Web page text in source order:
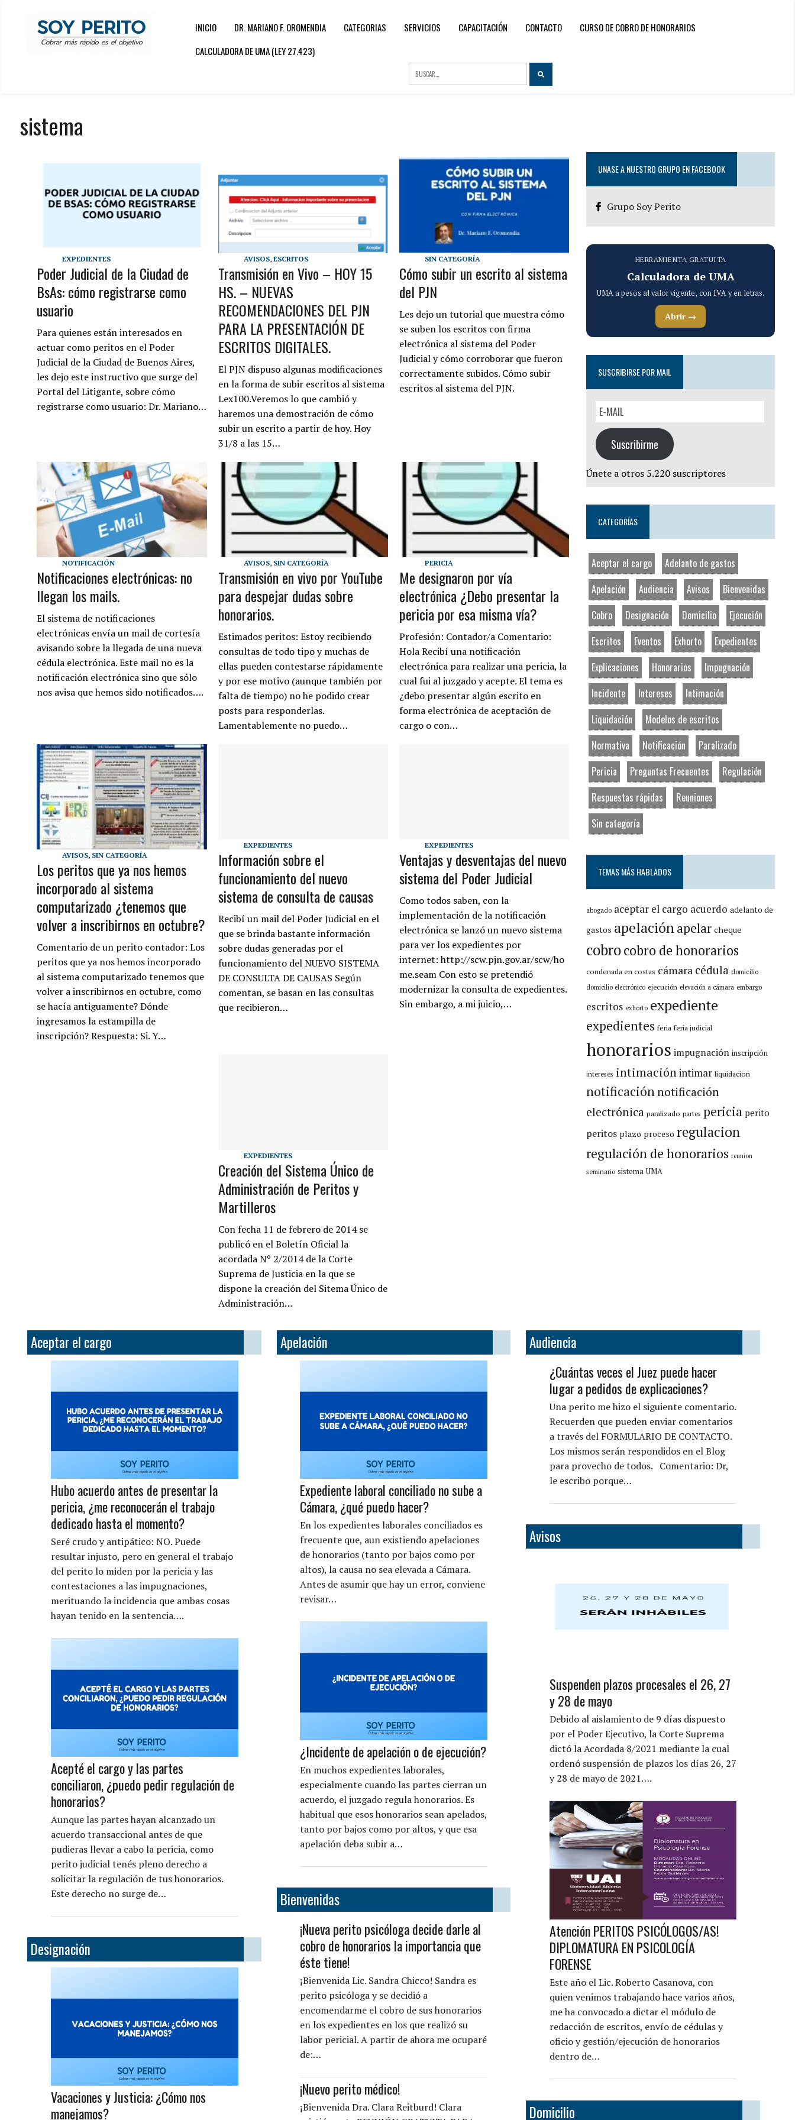
INICIO DR. MARIANO F. OROMENDIA CATEGORIAS SERVICIOS CAPACITACIÓN CONTACTO
CURSO DE COBRO DE HONORARIOS
CALCULADORA DE UMA (LEY 27.423)
sistema
EXPEDIENTES
Poder Judicial de la Ciudad de
BsAs: cómo registrarse como
usuario
Para quienes están interesados en
actuar como peritos en el Poder
Judicial de la Ciudad de Buenos Aires,
les dejo este instructivo que surge del
Portal del Litigante, sobre cómo
registrarse como usuario: Dr. Mariano…
AVISOS, ESCRITOS
Transmisión en Vivo – HOY 15
HS. – NUEVAS
RECOMENDACIONES DEL PJN
PARA LA PRESENTACIÓN DE
ESCRITOS DIGITALES.
El PJN dispuso algunas modificaciones
en la forma de subir escritos al sistema
Lex100.Veremos lo que cambió y
haremos una demostración de cómo
subir un escrito a partir de hoy. Hoy
31/8 a las 15…
SIN CATEGORÍA
Cómo subir un escrito al sistema
del PJN
Les dejo un tutorial que muestra cómo
se suben los escritos con firma
electrónica al sistema del Poder
Judicial y cómo corroborar que fueron
correctamente subidos. Cómo subir
escritos al sistema del PJN.
NOTIFICACIÓN
Notificaciones electrónicas: no
llegan los mails.
El sistema de notificaciones
electrónicas envía un mail de cortesía
avisando sobre la llegada de una nueva
cédula electrónica. Este mail no es la
notificación electrónica sino que sólo
nos avisa que hemos sido notificados….
AVISOS, SIN CATEGORÍA
Transmisión en vivo por YouTube
para despejar dudas sobre
honorarios.
Estimados peritos: Estoy recibiendo
consultas de todo tipo y muchas de
ellas pueden contestarse rápidamente
y por ese motivo (aunque también por
falta de tiempo) no he podido crear
posts para responderlas.
Lamentablemente no puedo…
PERICIA
Me designaron por vía
electrónica ¿Debo presentar la
pericia por esa misma vía?
Profesión: Contador/a Comentario:
Hola Recibí una notificación
electrónica para realizar una pericia, la
cual fui al juzgado y acepte. El tema es
¿debo presentar algún escrito en
forma electrónica de aceptación de
cargo o con…
AVISOS, SIN CATEGORÍA
Los peritos que ya nos hemos
incorporado al sistema
computarizado ¿tenemos que
volver a inscribirnos en octubre?
Comentario de un perito contador: Los
peritos que ya nos hemos incorporado
al sistema computarizado tenemos que
volver a inscribirnos en octubre, como
se hacía antiguamente? Dónde
ingresamos la estampilla de
inscripción? Respuesta: Si. Y…
EXPEDIENTES
Información sobre el
funcionamiento del nuevo
sistema de consulta de causas
Recibí un mail del Poder Judicial en el
que se brinda bastante información
sobre dudas generadas por el
funcionamiento del NUEVO SISTEMA
DE CONSULTA DE CAUSAS Según
comentan, se basan en las consultas
que recibieron…
EXPEDIENTES
Ventajas y desventajas del nuevo
sistema del Poder Judicial
Como todos saben, con la
implementación de la notificación
electrónica se lanzó un nuevo sistema
para ver los expedientes por
internet: http://scw.pjn.gov.ar/scw/ho
me.seam Con esto se pretendió
modernizar la consulta de expedientes.
Sin embargo, a mi juicio,…
EXPEDIENTES
Creación del Sistema Único de
Administración de Peritos y
Martilleros
Con fecha 11 de febrero de 2014 se
publicó en el Boletín Oficial la
acordada Nº 2/2014 de la Corte
Suprema de Justicia en la que se
dispone la creación del Sitema Único de
Administración…
UNASE A NUESTRO GRUPO EN FACEBOOK
Grupo Soy Perito
HERRAMIENTA GRATUITA
Calculadora de UMA
UMA a pesos al valor vigente, con IVA y en letras.
Abrir →
SUSCRIBIRSE POR MAIL
Suscribirme
Únete a otros 5.220 suscriptores
CATEGORÍAS
Aceptar el cargo
Adelanto de gastos
Apelación
Audiencia Avisos
Bienvenidas
Cobro
Designación Domicilio
Ejecución
Escritos
Eventos Exhorto
Expedientes
Explicaciones
Honorarios
Impugnación
Incidente
Intereses
Intimación
Liquidación
Modelos de escritos
Normativa
Notificación
Paralizado
Pericia
Preguntas Frecuentes
Regulación
Respuestas rápidas
Reuniones
Sin categoría
TEMAS MÁS HABLADOS
abogado aceptar el cargo acuerdo adelanto de
gastos apelaciónapelar cheque
cobrocobro de honorarios
condenada en costas cámara cédula domicilio
domicilio electrónico ejecución elevación a cámara embargo
escritos exhorto expediente
expedientes feria feria judicial
honorarios impugnación inscripción
intereses intimaciónintimar liquidacion
notificaciónnotificación
electrónica paralizado partes pericia perito
peritos plazo proceso regulacion
regulación de honorarios reunion
seminario sistema UMA
Aceptar el cargo
Hubo acuerdo antes de presentar la
pericia, ¿me reconocerán el trabajo
dedicado hasta el momento?
Seré crudo y antipático: NO. Puede
resultar injusto, pero en general el trabajo
del perito lo miden por la pericia y las
contestaciones a las impugnaciones,
merituando la incidencia que ambas cosas
hayan tenido en la sentencia….
Acepté el cargo y las partes
conciliaron, ¿puedo pedir regulación de
honorarios?
Aunque las partes hayan alcanzado un
acuerdo transaccional antes de que
pudieras llevar a cabo la pericia, como
perito judicial tenés pleno derecho a
solicitar la regulación de tus honorarios.
Este derecho no surge de…
Apelación
Expediente laboral conciliado no sube a
Cámara, ¿qué puedo hacer?
En los expedientes laborales conciliados es
frecuente que, aun existiendo apelaciones
de honorarios (tanto por bajos como por
altos), la causa no sea elevada a Cámara.
Antes de asumir que hay un error, conviene
revisar…
¿Incidente de apelación o de ejecución?
En muchos expedientes laborales,
especialmente cuando las partes cierran un
acuerdo, el juzgado regula honorarios. Es
habitual que esos honorarios sean apelados,
tanto por bajos como por altos, y que esa
apelación deba subir a…
Audiencia
¿Cuántas veces el Juez puede hacer
lugar a pedidos de explicaciones?
Una perito me hizo el siguiente comentario.
Recuerden que pueden enviar comentarios
a través del FORMULARIO DE CONTACTO.
Los mismos serán respondidos en el Blog
para provecho de todos. Comentario: Dr,
le escribo porque…
Avisos
Suspenden plazos procesales el 26, 27
y 28 de mayo
Debido al aislamiento de 9 días dispuesto
por el Poder Ejecutivo, la Corte Suprema
dictó la Acordada 8/2021 mediante la cual
ordenó suspensión de plazos los días 26, 27
y 28 de mayo de 2021….
Atención PERITOS PSICÓLOGOS/AS!
DIPLOMATURA EN PSICOLOGÍA
FORENSE
Este año el Lic. Roberto Casanova, con
quien venimos trabajando hace varios años,
me ha convocado a dictar el módulo de
redacción de escritos, envío de cédulas y
oficio y gestión/ejecución de honorarios
dentro de…
Bienvenidas
¡Nueva perito psicóloga decide darle al
cobro de honorarios la importancia que
éste tiene!
¡Bienvenida Lic. Sandra Chicco! Sandra es
perito psicóloga y se decidió a
encomendarme el cobro de sus honorarios
en los expedientes en los que realizó su
labor pericial. A partir de ahora me ocuparé
de:…
¡Nuevo perito médico!
¡Bienvenida Dra. Clara Reitburd! Clara
Designación
Vacaciones y Justicia: ¿Cómo nos
manejamos?
Domicilio